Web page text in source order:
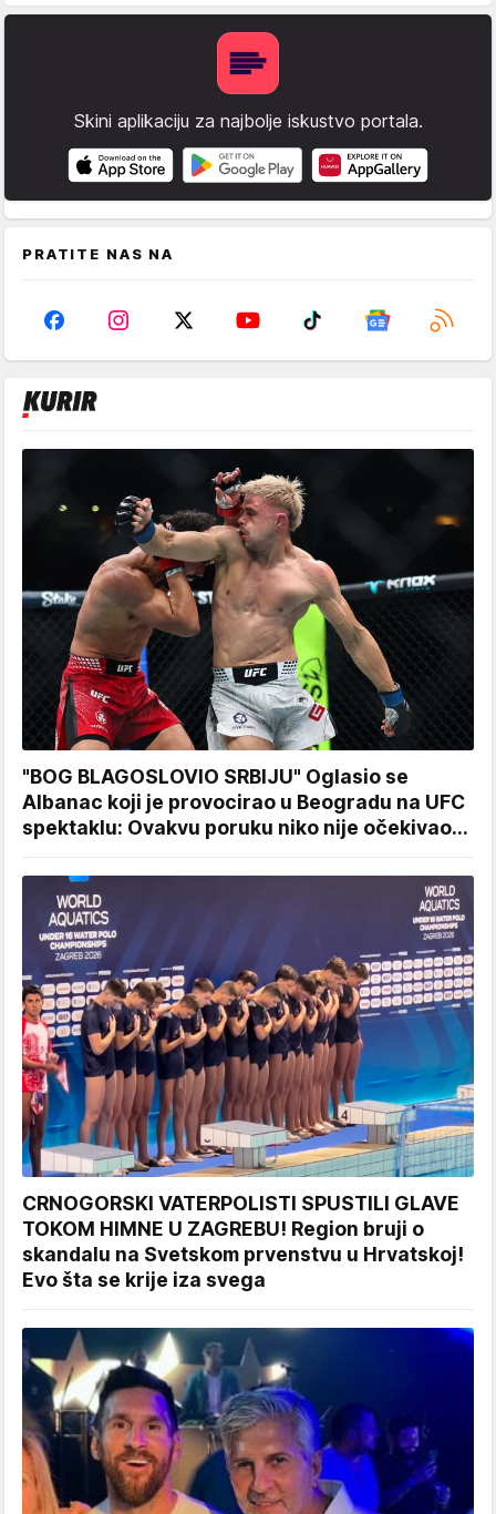
Skini aplikaciju za najbolje iskustvo portala.
PRATITE NAS NA
"BOG BLAGOSLOVIO SRBIJU" Oglasio se
Albanac koji je provocirao u Beogradu na UFC
spektaklu: Ovakvu poruku niko nije očekivao...
CRNOGORSKI VATERPOLISTI SPUSTILI GLAVE
TOKOM HIMNE U ZAGREBU! Region bruji o
skandalu na Svetskom prvenstvu u Hrvatskoj!
Evo šta se krije iza svega